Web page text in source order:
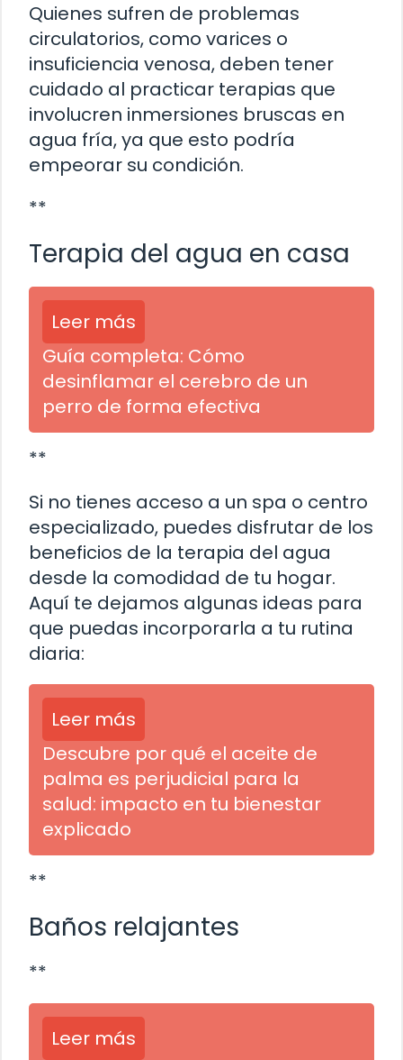
Quienes sufren de problemas
circulatorios, como varices o
insuficiencia venosa, deben tener
cuidado al practicar terapias que
involucren inmersiones bruscas en
agua fría, ya que esto podría
empeorar su condición.
**
Terapia del agua en casa
Leer más
Guía completa: Cómo
desinflamar el cerebro de un
perro de forma efectiva
**
Si no tienes acceso a un spa o centro
especializado, puedes disfrutar de los
beneficios de la terapia del agua
desde la comodidad de tu hogar.
Aquí te dejamos algunas ideas para
que puedas incorporarla a tu rutina
diaria:
Leer más
Descubre por qué el aceite de
palma es perjudicial para la
salud: impacto en tu bienestar
explicado
**
Baños relajantes
**
Leer más